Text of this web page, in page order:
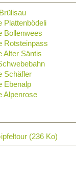
Plattenbödeli
Bollenwees
Rotsteinpass
Alter Säntis
Schäfler
Ebenalp
Alpenrose
(236 Ko)